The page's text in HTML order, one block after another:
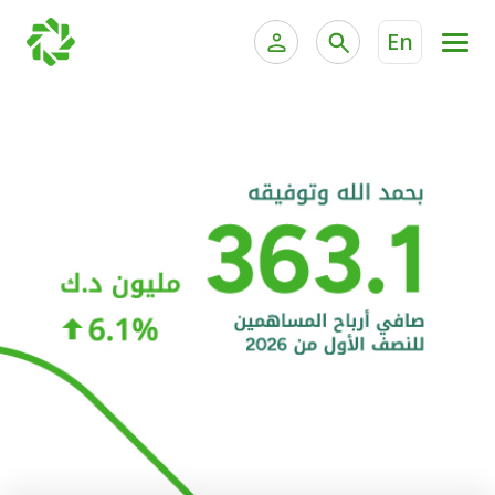
En
الخدمات المصرفية الإلكترونية للشركات
خدمة "بيتك" للتداول الإلكتروني
الحسابات المصرفية
البطاقات
"برامج العملاء"